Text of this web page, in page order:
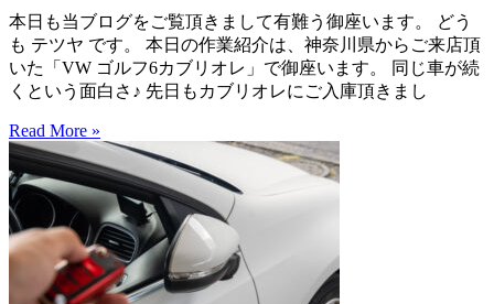
本日も当ブログをご覧頂きまして有難う御座います。 どう
も テツヤ です。 本日の作業紹介は、神奈川県からご来店頂
いた「VW ゴルフ6カブリオレ」で御座います。 同じ車が続
くという面白さ♪ 先日もカブリオレにご入庫頂きまし
Read More »